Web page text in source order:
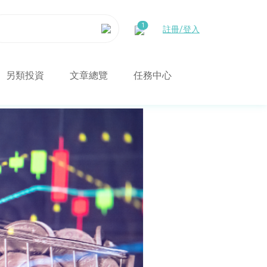
註冊/登入
另類投資 文章總覽 任務中心